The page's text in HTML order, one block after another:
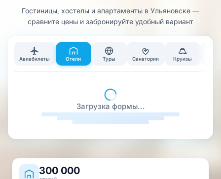
Гостиницы, хостелы и апартаменты в Ульяновске —
сравните цены и забронируйте удобный вариант
Авиабилеты Отели Туры Санатории Круизы
300 000
25 000